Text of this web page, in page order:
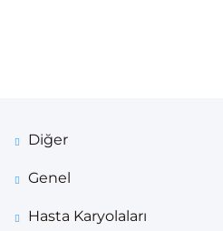
Diğer
Genel
Hasta Karyolaları